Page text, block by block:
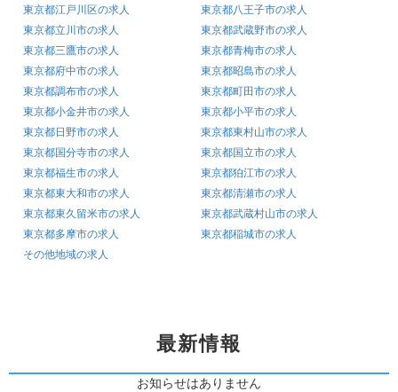
東京都江戸川区の求人
東京都八王子市の求人
東京都立川市の求人
東京都武蔵野市の求人
東京都三鷹市の求人
東京都青梅市の求人
東京都府中市の求人
東京都昭島市の求人
東京都調布市の求人
東京都町田市の求人
東京都小金井市の求人
東京都小平市の求人
東京都日野市の求人
東京都東村山市の求人
東京都国分寺市の求人
東京都国立市の求人
東京都福生市の求人
東京都狛江市の求人
東京都東大和市の求人
東京都清瀬市の求人
東京都東久留米市の求人
東京都武蔵村山市の求人
東京都多摩市の求人
東京都稲城市の求人
その他地域の求人
最新情報
お知らせはありません